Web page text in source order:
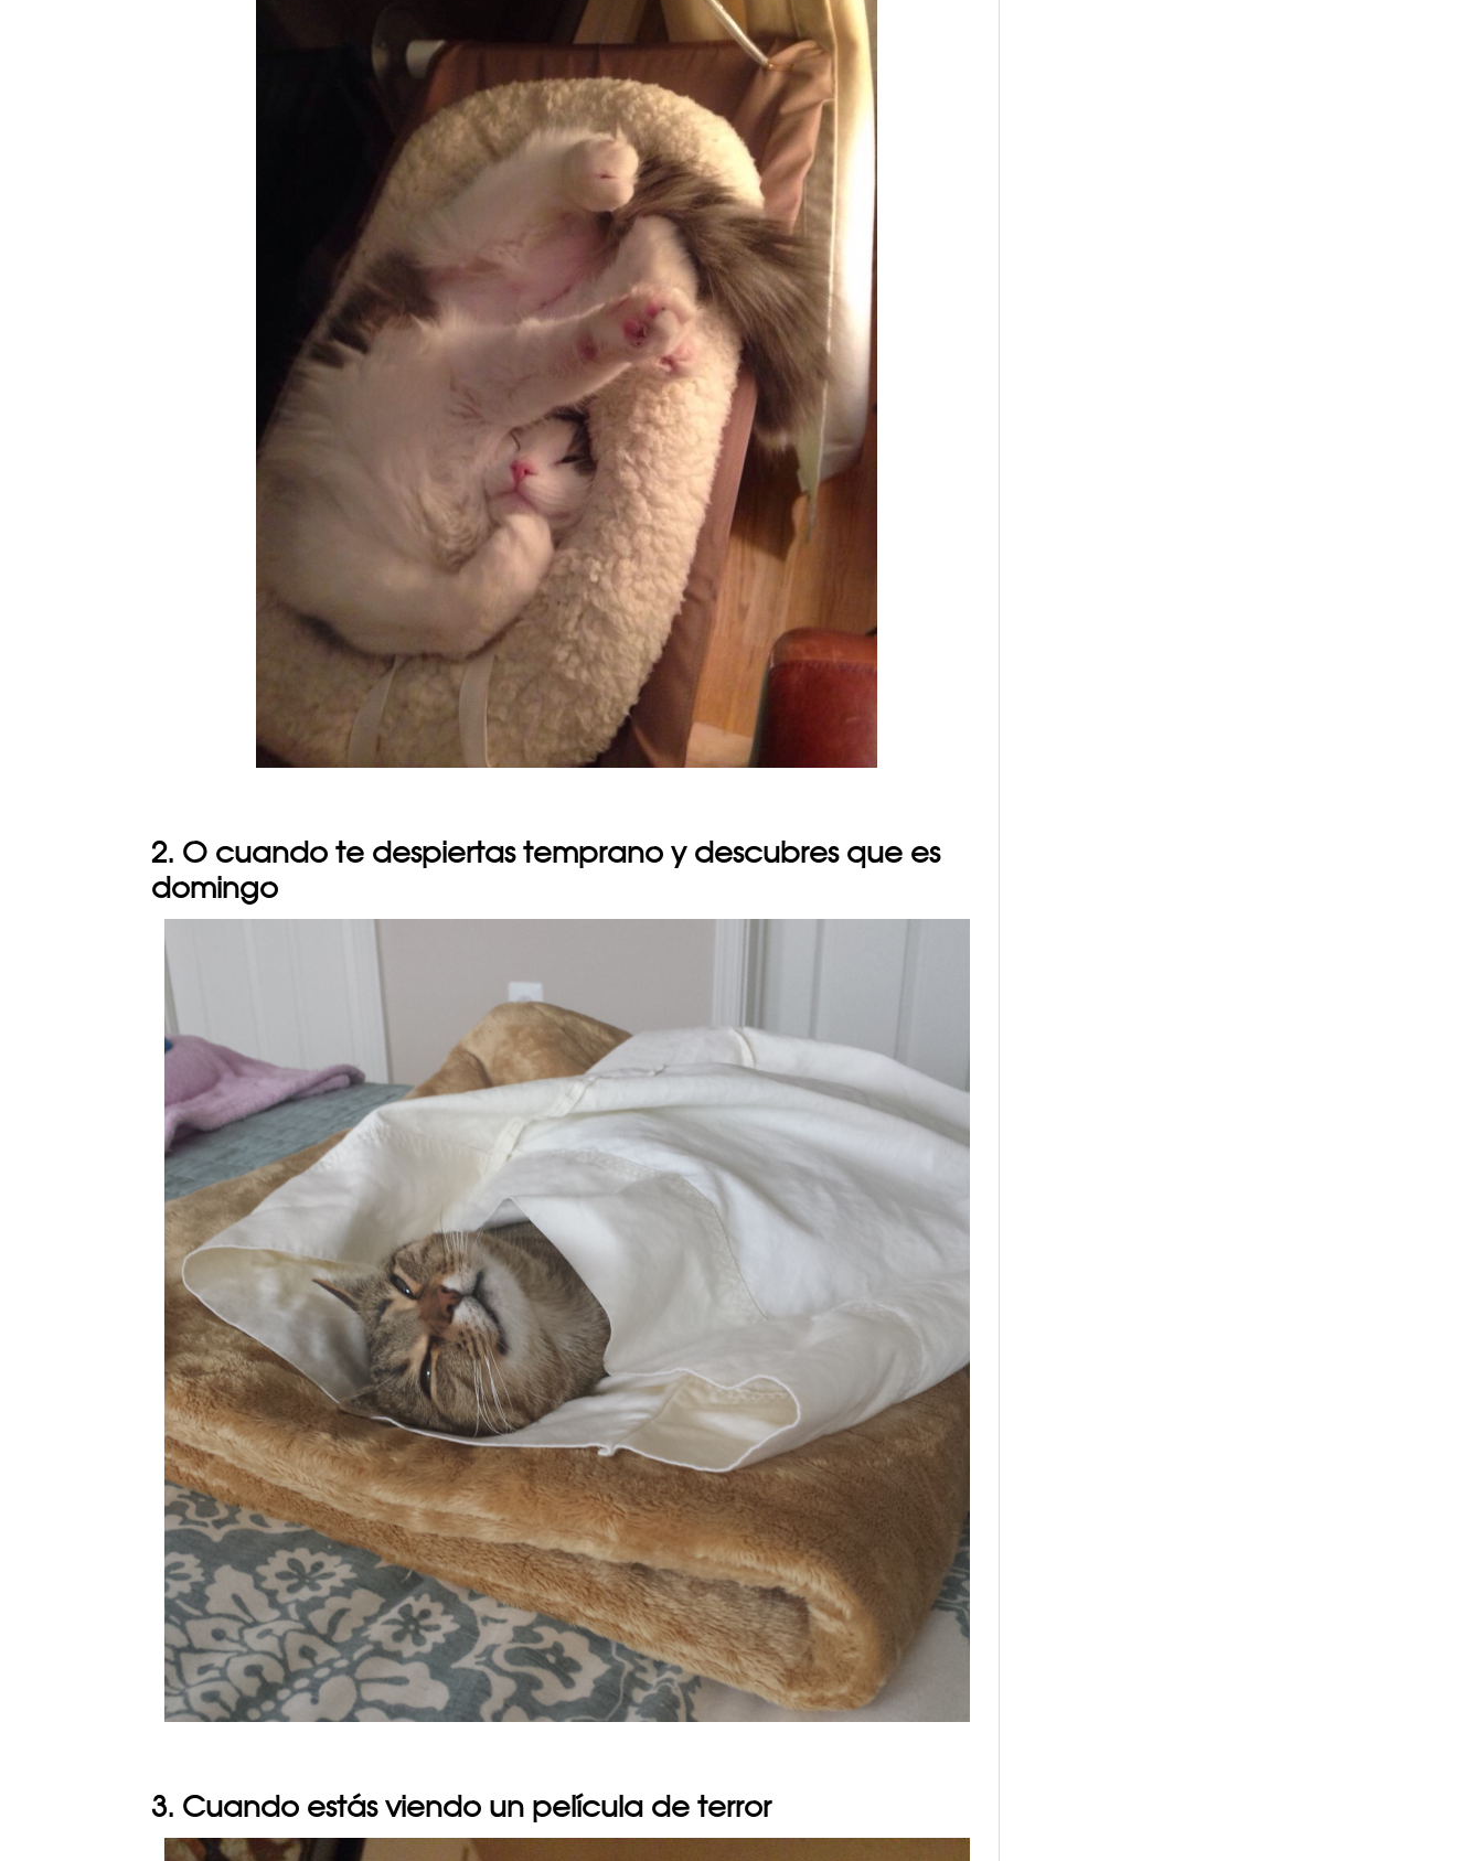
2. O cuando te despiertas temprano y descubres que es
domingo
3. Cuando estás viendo un película de terror